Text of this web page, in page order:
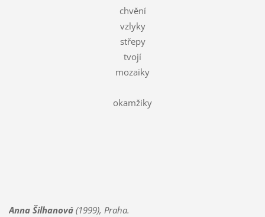
chvění
vzlyky
střepy
tvojí
mozaiky
okamžiky
Anna Šilhanová(1999), Praha.